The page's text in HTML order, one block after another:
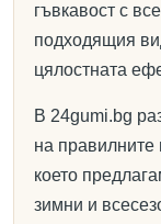
гъвкавост с
подходящия
цялостната
В 24gumi.bg
на
което
зимни и